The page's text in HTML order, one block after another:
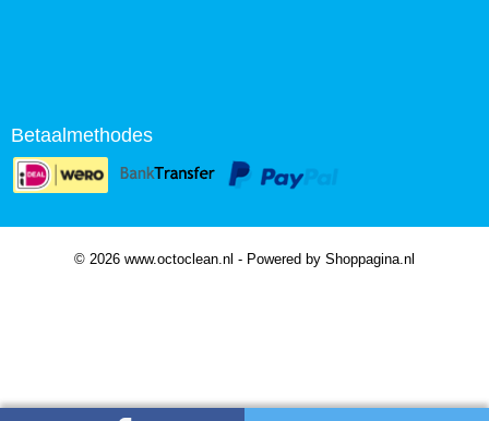
Betaalmethodes
© 2026 www.octoclean.nl - Powered by Shoppagina.nl